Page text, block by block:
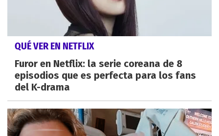
QUÉ VER EN NETFLIX
Furor en Netflix: la serie coreana de 8
episodios que es perfecta para los fans
del K-drama